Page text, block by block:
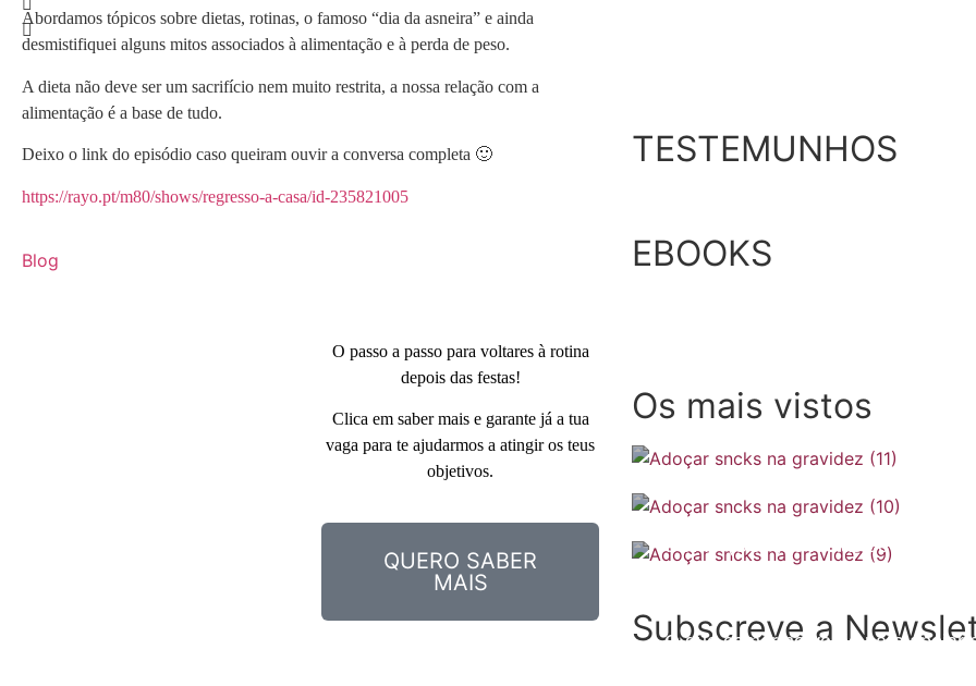
Abordamos tópicos sobre dietas, rotinas, o famoso “dia da asneira” e ainda
desmistifiquei alguns mitos associados à alimentação e à perda de peso.
A dieta não deve ser um sacrifício nem muito restrita, a nossa relação com a
alimentação é a base de tudo.
Deixo o link do episódio caso queiram ouvir a conversa completa 🙂
https://rayo.pt/m80/shows/regresso-a-casa/id-235821005
Blog
O passo a passo para voltares à rotina
depois das festas!
Clica em saber mais e garante já a tua
vaga para te ajudarmos a atingir os teus
objetivos.
QUERO SABER
MAIS
TESTEMUNHOS
EBOOKS
Os mais vistos
SOMP (SOP): 5 Ideias de
O que comer no verão para apoiar
Subscreve a